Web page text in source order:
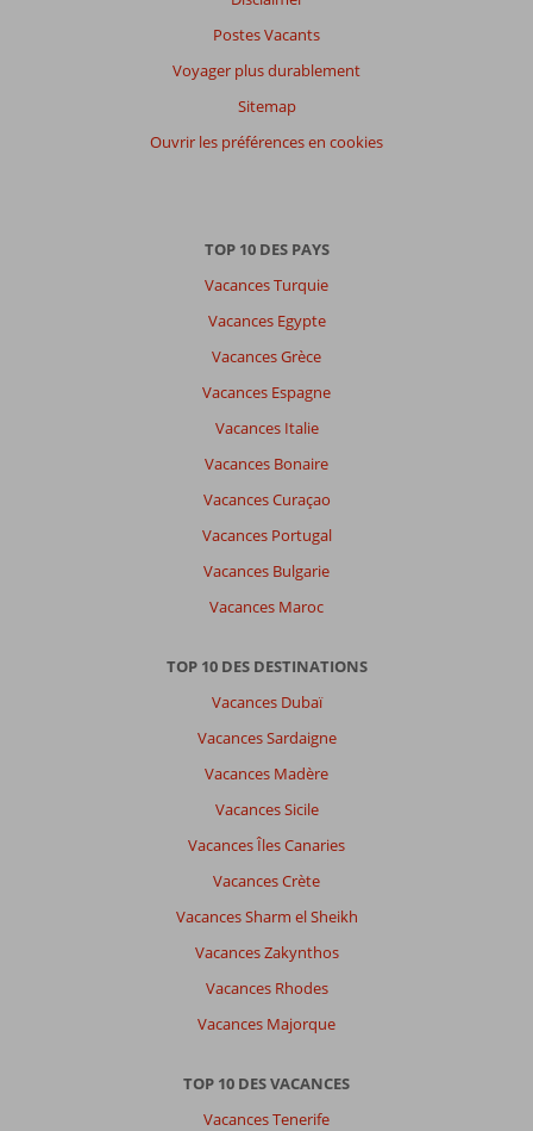
Postes Vacants
Voyager plus durablement
Sitemap
Ouvrir les préférences en cookies
TOP 10 DES PAYS
Vacances Turquie
Vacances Egypte
Vacances Grèce
Vacances Espagne
Vacances Italie
Vacances Bonaire
Vacances Curaçao
Vacances Portugal
Vacances Bulgarie
Vacances Maroc
TOP 10 DES DESTINATIONS
Vacances Dubaï
Vacances Sardaigne
Vacances Madère
Vacances Sicile
Vacances Îles Canaries
Vacances Crète
Vacances Sharm el Sheikh
Vacances Zakynthos
Vacances Rhodes
Vacances Majorque
TOP 10 DES VACANCES
Vacances Tenerife